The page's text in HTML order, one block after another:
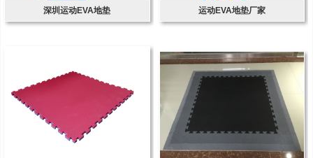
深圳运动EVA地垫 运动EVA地垫厂家